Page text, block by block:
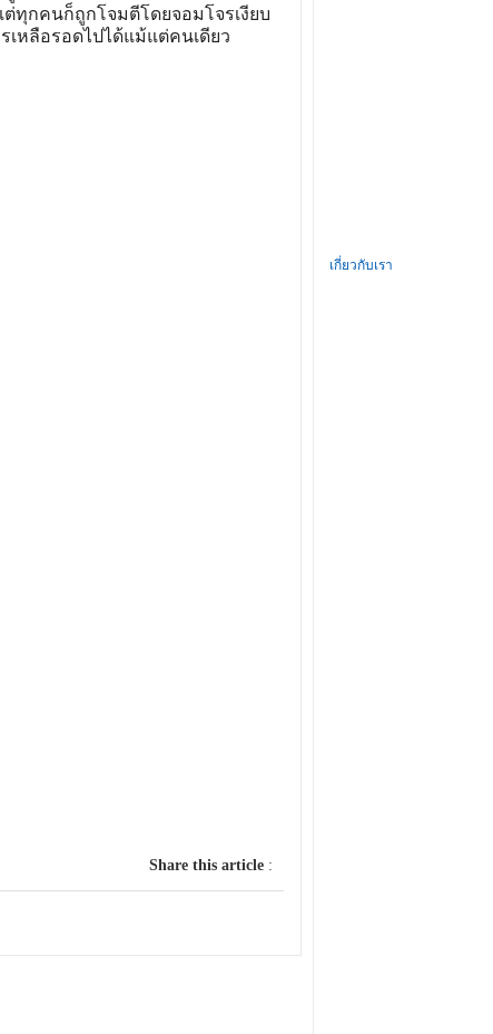
ทุกคนก็ถูกโจมตีโดยจอมโจรเงียบ
หลือรอดไปได้แม้แต่คนเดียว
Share this article:
เกี่ยวกับเรา